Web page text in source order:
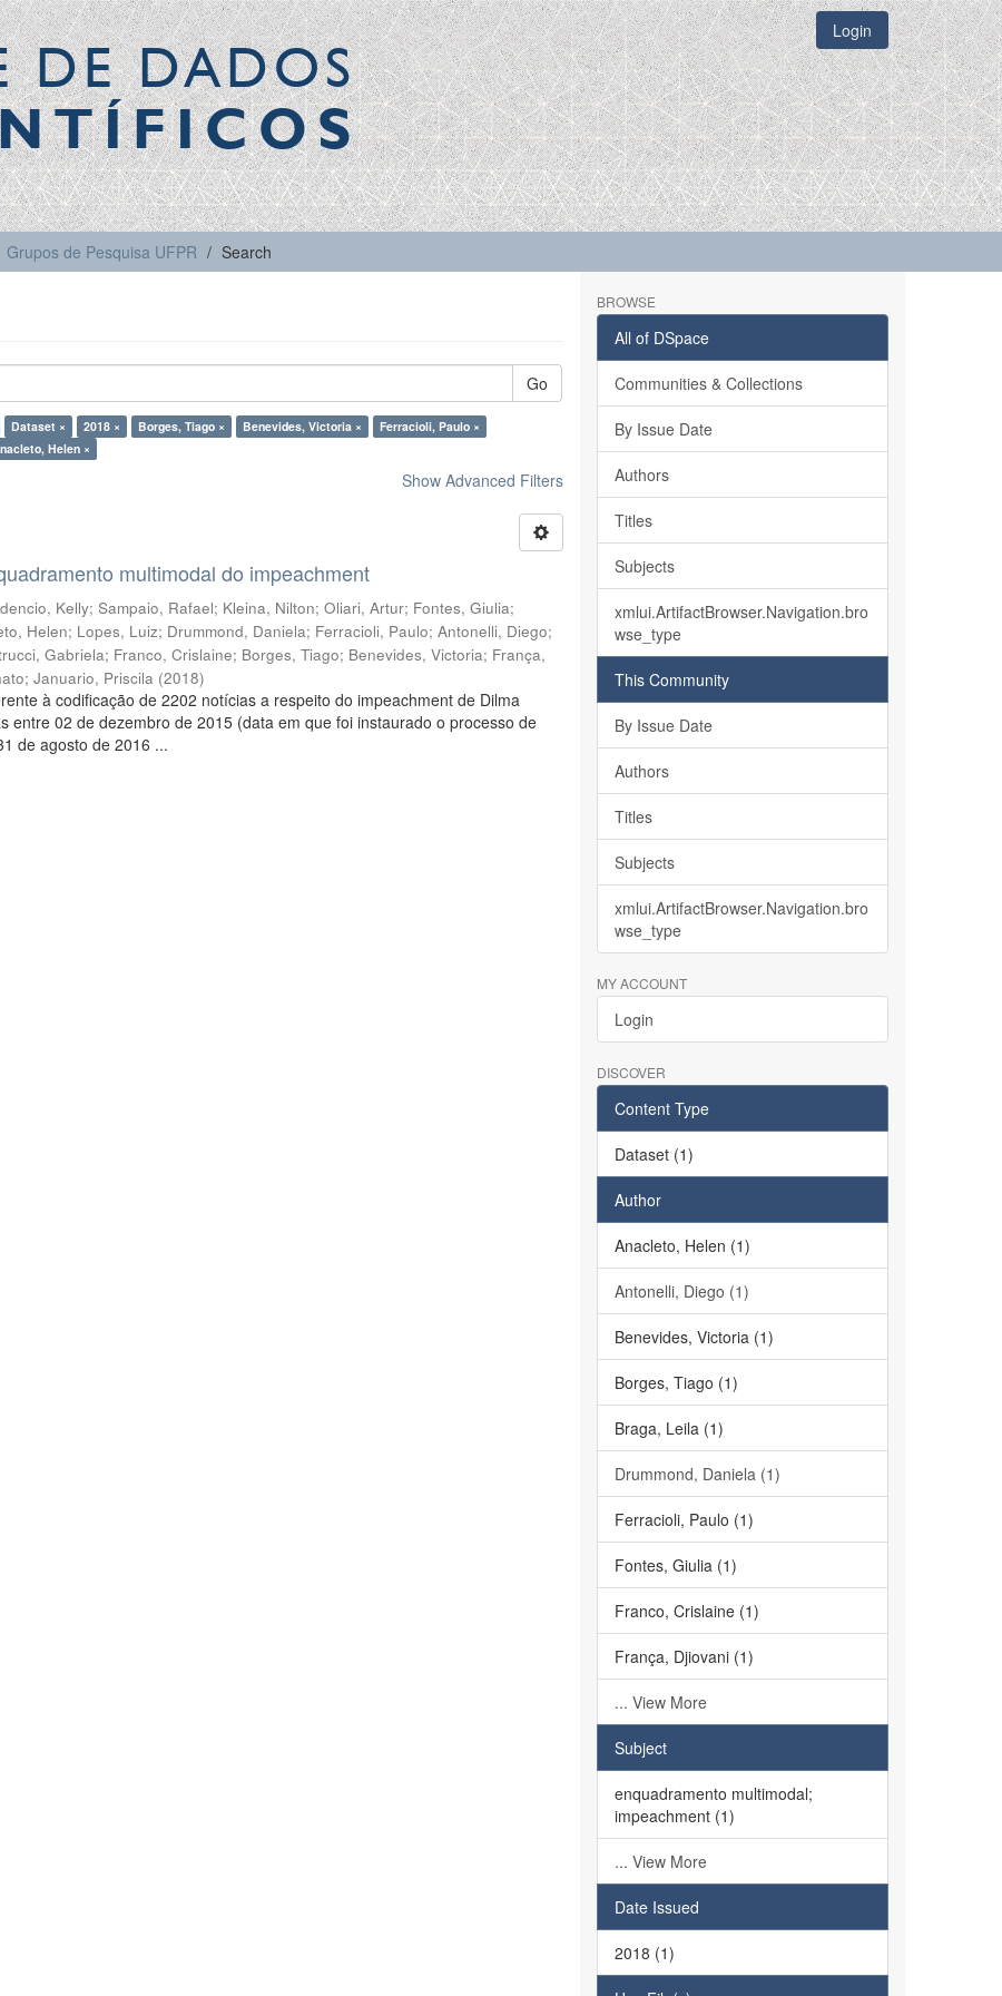
DE DADOS Login
Grupos de Pesquisa UFPR Search
Go
Dataset × 2018 × Borges, Tiago × Benevides, Victoria ×
Ferracioli, Paulo ×
Helen ×
Show Advanced Filters
multimodal do impeachment
Kelly;Sampaio, Rafael; Kleina, Nilton;Oliari, Artur; Fontes, Giulia;
Helen; Lopes, Luiz; Drummond, Daniela; Ferracioli, Paulo;Antonelli, Diego;
Gabriela; Franco, Crislaine; Borges, Tiago; Benevides, Victoria; França,
;Januario, Priscila (2018)
à codificação de 2202 notícias a respeito do impeachment de Dilma
entre 02 de dezembro de 2015 (data em que foi instaurado o processo de
de agosto de 2016 ...
BROWSE
All of DSpace
Communities & Collections
By Issue Date
Authors
Titles
Subjects
xmlui.ArtifactBrowser.Navigation.bro
wse_type
This Community
By Issue Date
Authors
Titles
Subjects
xmlui.ArtifactBrowser.Navigation.bro
wse_type
MY ACCOUNT
Login
DISCOVER
Content Type
Dataset (1)
Author
Anacleto, Helen (1)
Antonelli, Diego (1)
Benevides, Victoria (1)
Borges, Tiago (1)
Braga, Leila (1)
Drummond, Daniela (1)
Ferracioli, Paulo (1)
Fontes, Giulia (1)
Franco, Crislaine (1)
França, Djiovani (1)
... View More
Subject
enquadramento multimodal;
impeachment (1)
... View More
Date Issued
2018 (1)